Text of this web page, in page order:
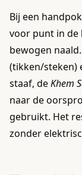
Bij een
voor punt in de
bewogen
(tikken/steken)
staaf, deKhem
naar de
gebruikt. Het
zonder